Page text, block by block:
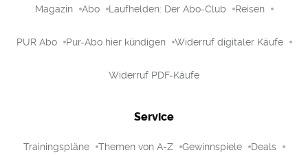
Magazin Abo Laufhelden: Der Abo-Club Reisen
PUR Abo Pur-Abo hier kündigen Widerruf digitaler Käufe
Widerruf PDF-Käufe
Service
Trainingspläne Themen von A-Z Gewinnspiele Deals